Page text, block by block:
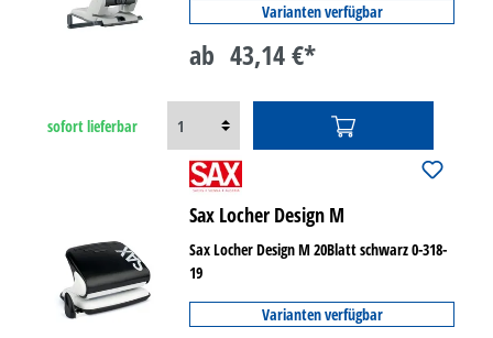
Varianten verfügbar
ab 43,14 €*
sofort lieferbar
Sax Locher Design M
Sax Locher Design M 20Blatt schwarz 0-318-
19
Varianten verfügbar